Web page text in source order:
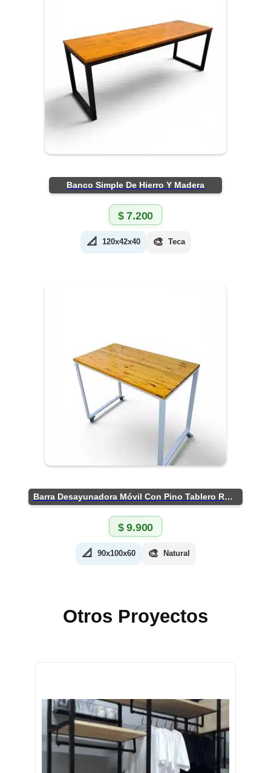
Banco Simple De Hierro Y Madera
$7.200
📐 120x42x40 🎨 Teca
Barra Desayunadora Móvil Con Pino Tablero Rústico
$9.900
📐 90x100x60 🎨 Natural
Otros Proyectos